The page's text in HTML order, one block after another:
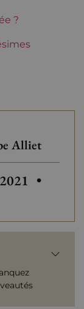
€
?
Alliet
Philippe
Autres
2021 •
de